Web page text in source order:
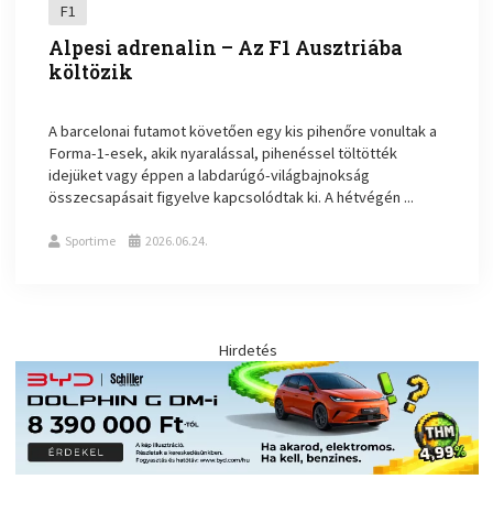
F1
Alpesi adrenalin – Az F1 Ausztriába
költözik
A barcelonai futamot követően egy kis pihenőre vonultak a
Forma-1-esek, akik nyaralással, pihenéssel töltötték
idejüket vagy éppen a labdarúgó-világbajnokság
összecsapásait figyelve kapcsolódtak ki. A hétvégén ...
Sportime 2026.06.24.
Hirdetés